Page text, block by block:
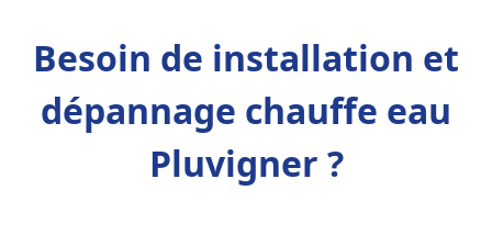
Besoin de installation et
dépannage chauffe eau
Pluvigner ?